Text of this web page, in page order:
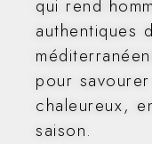
qui rend
authentiques
pour
chaleureux,
saison.